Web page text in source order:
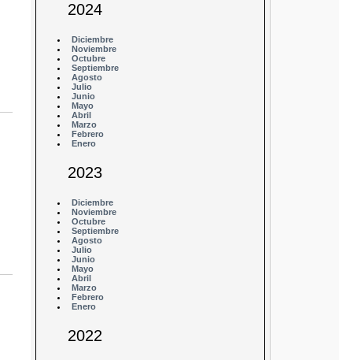
2024
Diciembre
Noviembre
Octubre
Septiembre
Agosto
Julio
Junio
Mayo
Abril
Marzo
Febrero
Enero
2023
Diciembre
Noviembre
Octubre
Septiembre
Agosto
Julio
Junio
Mayo
Abril
Marzo
Febrero
Enero
2022